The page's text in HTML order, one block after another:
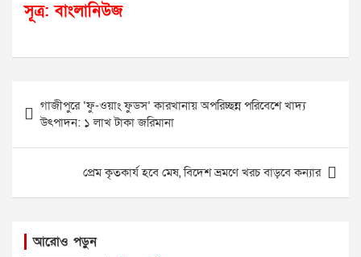
সূত্র: বাংলানিউজ
navigation
গাজীপুরে ‘ফু-ওয়াং ফুডস’ কারখানায় অপরিচ্ছন্ন পরিবেশে খাদ্য
উৎপাদন: ১ লাখ টাকা জরিমানা
প্রেম কৃতকার্য হবে মেষ, বিদেশ ভ্রমণে খরচ বাড়বে কন্যার
আরোও পড়ুন